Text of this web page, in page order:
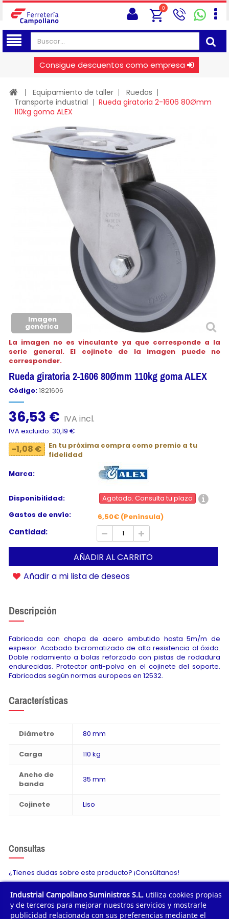
0
Consigue descuentos como empresa
Equipamiento de taller
Ruedas
Transporte industrial
Rueda giratoria 2-1606 80Ømm
110kg goma ALEX
Imagen
genérica
La imagen no es vinculante ya que corresponde a la
serie general. El cojinete de la imagen puede no
corresponder.
Rueda giratoria 2-1606 80Ømm 110kg goma ALEX
Código:1821606
36,53 € IVA incl.
IVA excluido: 30,19 €
-1,08 €
En tu próxima compra como premio a tu
fidelidad
Marca:
Disponibilidad:
Agotado. Consulta tu plazo
Gastos de envío:
6,50€ (Península)
Cantidad:
AÑADIR AL CARRITO
Añadir a mi lista de deseos
Descripción
Fabricada con chapa de acero embutido hasta 5m/m de
espesor. Acabado bicromatizado de alta resistencia al óxido.
Doble rodamiento a bolas reforzado con pistas de rodadura
endurecidas. Protector anti-polvo en el cojinete del soporte.
Fabricadas según normas europeas en 12532.
Características
Diámetro 80 mm
Carga 110 kg
Ancho de
banda
35 mm
Cojinete Liso
Consultas
¿Tienes dudas sobre este producto? ¡Consúltanos!
Envíanos tu consulta
Industrial Campollano Suministros S.L. utiliza cookies propias
y de terceros para mejorar nuestros servicios y mostrarle
publicidad relacionada con sus preferencias mediante el